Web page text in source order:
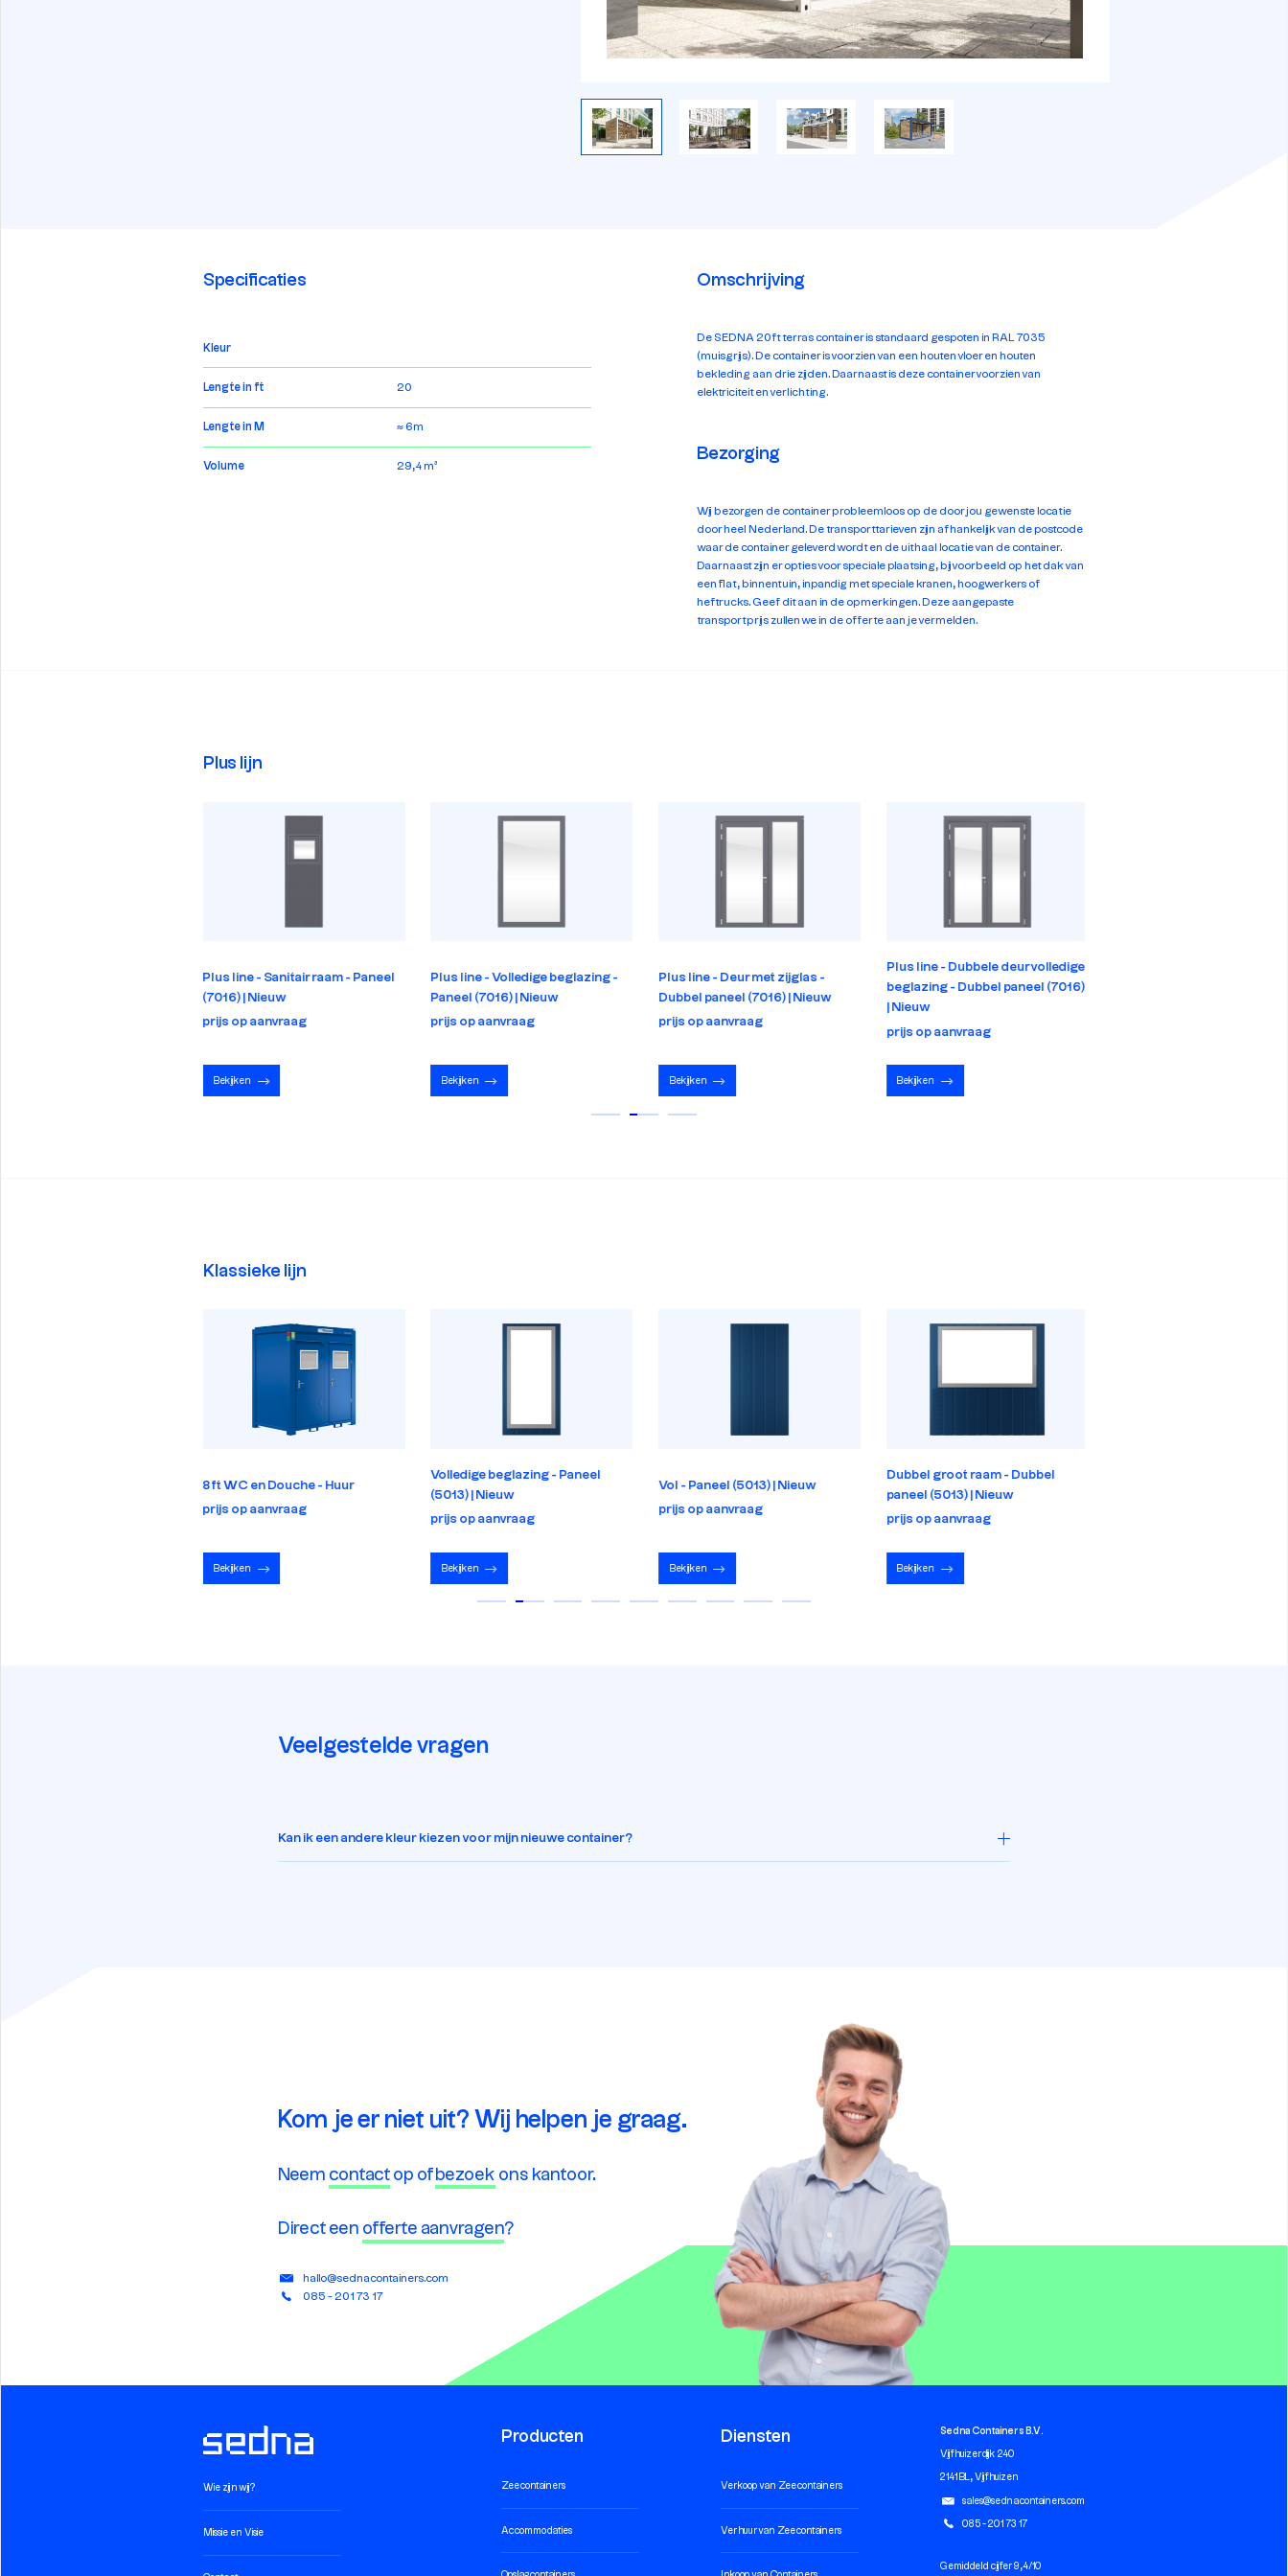
Specificaties
Kleur
Lengte in ft 20
Lengte in M ≈ 6m
Volume 29,4 m³
Omschrijving
De SEDNA 20ft terras container is standaard gespoten in RAL 7035
(muisgrijs). De container is voorzien van een houten vloer en houten
bekleding aan drie zijden. Daarnaast is deze container voorzien van
elektriciteit en verlichting.
Bezorging
Wij bezorgen de container probleemloos op de door jou gewenste locatie
door heel Nederland. De transporttarieven zijn afhankelijk van de postcode
waar de container geleverd wordt en de uithaal locatie van de container.
Daarnaast zijn er opties voor speciale plaatsing, bijvoorbeeld op het dak van
een flat, binnentuin, inpandig met speciale kranen, hoogwerkers of
heftrucks. Geef dit aan in de opmerkingen. Deze aangepaste
transportprijs zullen we in de offerte aan je vermelden.
Plus lijn
Plus line - Sanitair raam - Paneel
(7016) | Nieuw
prijs op aanvraag
Bekijken
Plus line - Volledige beglazing -
Paneel (7016) | Nieuw
prijs op aanvraag
Bekijken
Plus line - Deur met zijglas -
Dubbel paneel (7016) | Nieuw
prijs op aanvraag
Bekijken
Plus line - Dubbele deur volledige
beglazing - Dubbel paneel (7016)
| Nieuw
prijs op aanvraag
Bekijken
Klassieke lijn
8ft WC en Douche - Huur
prijs op aanvraag
Bekijken
Volledige beglazing - Paneel
(5013) | Nieuw
prijs op aanvraag
Bekijken
Vol - Paneel (5013) | Nieuw
prijs op aanvraag
Bekijken
Dubbel groot raam - Dubbel
paneel (5013) | Nieuw
prijs op aanvraag
Bekijken
Veelgestelde vragen
Kan ik een andere kleur kiezen voor mijn nieuwe container?
Kom je er niet uit? Wij helpen je graag.
Neem contact op of bezoek ons kantoor.
Direct een offerte aanvragen?
hallo@sednacontainers.com
085 - 201 73 17
Wie zijn wij?
Missie en Visie
Producten
Zeecontainers
Accommodaties
Diensten
Verkoop van Zeecontainers
Verhuur van Zeecontainers
Sedna Containers B.V.
Vijfhuizerdijk 240
2141 BL, Vijfhuizen
sales@sednacontainers.com
085 - 201 73 17
Gemiddeld cijfer 9,4/10